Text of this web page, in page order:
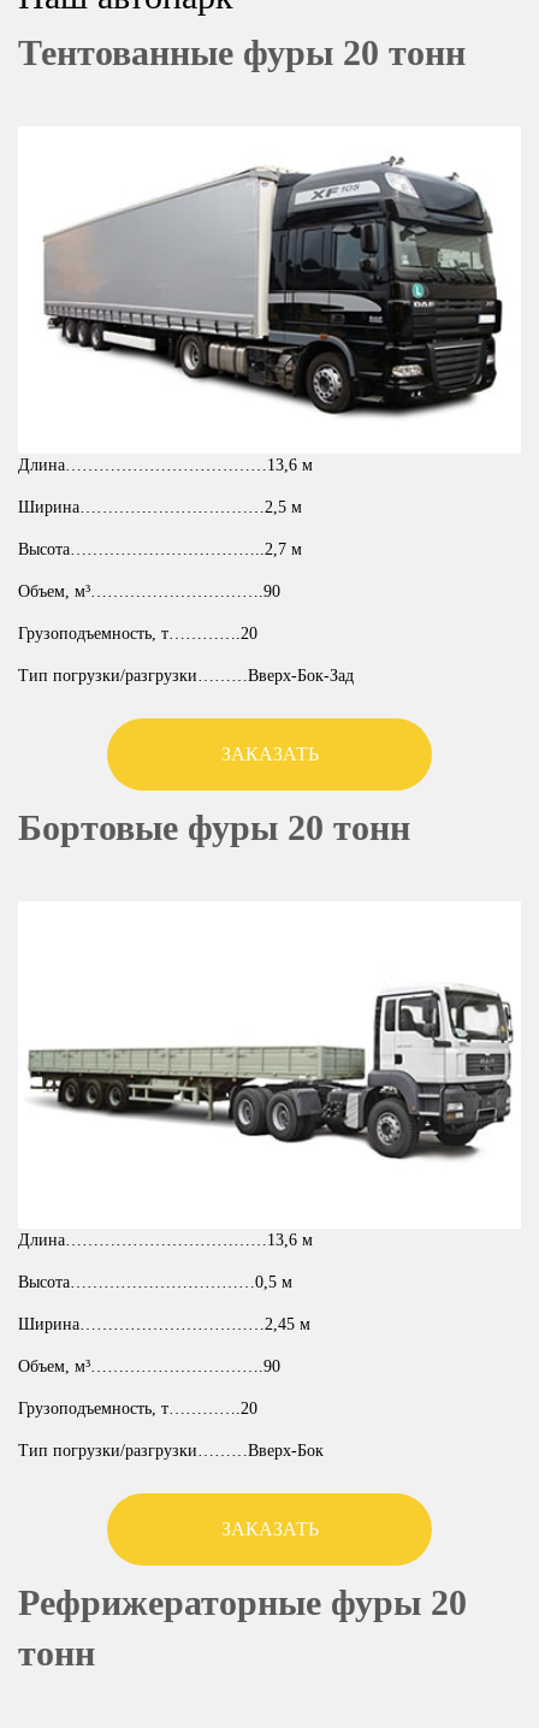
Тентованные фуры 20 тонн
Длина………………………………13,6 м
Ширина……………………………2,5 м
Высота……………………………..2,7 м
Объем, м³………………………….90
Грузоподъемность, т………….20
Тип погрузки/разгрузки………Вверх-Бок-Зад
ЗАКАЗАТЬ
Бортовые фуры 20 тонн
Длина………………………………13,6 м
Высота……………………………0,5 м
Ширина……………………………2,45 м
Объем, м³………………………….90
Грузоподъемность, т………….20
Тип погрузки/разгрузки………Вверх-Бок
ЗАКАЗАТЬ
Рефрижераторные фуры 20
тонн